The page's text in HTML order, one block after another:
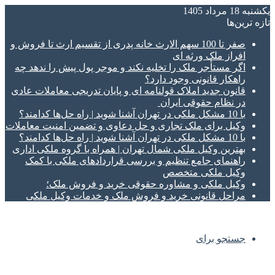
یکشنبه 18 مرداد 1405
تازه‌ ترین‌ها
صفر تا 100 سهم الارث خانه پدری از تقسیم ارث تا فروش و
افراز ملک ورثه ای
اگر مستأجر ملک را تخلیه نکند و موجر پول پیش را ندهد چه
راهکار قانونی وجود دارد؟
قانون جدید املاک قولنامه ای و پایان تدریجی معاملات عادی
در نظام حقوقی ایران
با 10 مشکل ملکی در تهران آشنا شوید | راه حل‌ها کدامند؟
وکیل برای ملک تجاری و حل دعاوی و تضمین امنیت معاملات
با 10 مشکل ملکی در تهران آشنا شوید | راه حل‌ها کدامند؟
بهترین وکیل ملکی شمال تهران | همراه با گروه ملکی اداری
راهنمای جامع تنظیم و بررسی قراردادهای ملکی با کمک
وکیل ملکی متخصص
وکیل ملکی و مشاوره حقوقی خرید و فروش ملک؛
مراحل قانونی خرید و فروش ملک و خدمات وکیل ملکی
جستجو برای